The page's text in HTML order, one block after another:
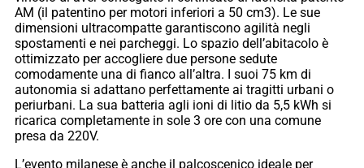
AM (il patentino per motori inferiori a 50 cm3). Le sue
dimensioni ultracompatte garantiscono agilità negli
spostamenti e nei parcheggi. Lo spazio dell’abitacolo è
ottimizzato per accogliere due persone sedute
comodamente una di fianco all’altra. I suoi 75 km di
autonomia si adattano perfettamente ai tragitti urbani o
periurbani. La sua batteria agli ioni di litio da 5,5 kWh si
ricarica completamente in sole 3 ore con una comune
presa da 220V.
L’evento milanese è anche il palcoscenico ideale per